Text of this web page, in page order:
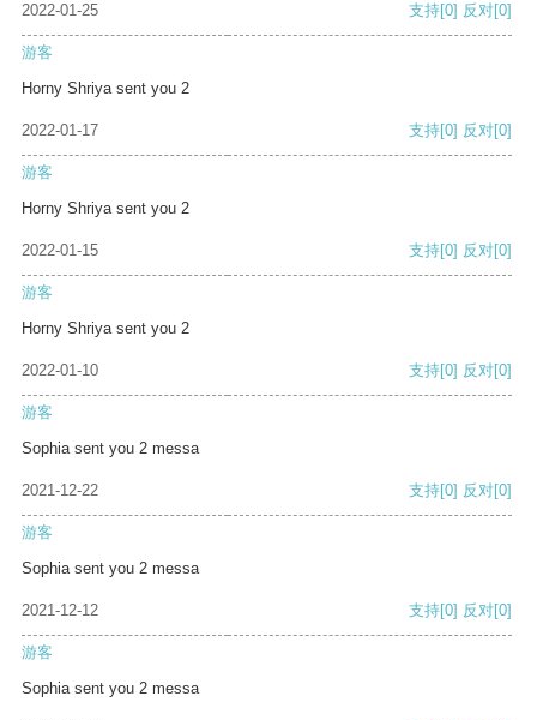
2022-01-25 支持[0] 反对[0]
游客
Horny Shriya sent you 2
2022-01-17 支持[0] 反对[0]
游客
Horny Shriya sent you 2
2022-01-15 支持[0] 反对[0]
游客
Horny Shriya sent you 2
2022-01-10 支持[0] 反对[0]
游客
Sophia sent you 2 messa
2021-12-22 支持[0] 反对[0]
游客
Sophia sent you 2 messa
2021-12-12 支持[0] 反对[0]
游客
Sophia sent you 2 messa